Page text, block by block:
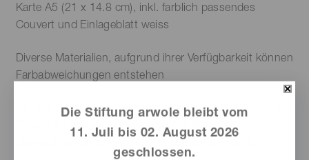
Karte A5 (21 x 14.8 cm), inkl. farblich passendes
Couvert und Einlageblatt weiss
Diverse Materialien, aufgrund ihrer Verfügbarkeit können
Farbabweichungen entstehen
Bei uns ist alles hundertprozent handgemacht – mit viel
Freude & Engagement. Es erwartet Sie daher ein
Unikat, das von der Abbildung abweichen kann!
Die Stiftung arwole bleibt vom
11. Juli bis 02. August 2026
geschlossen.